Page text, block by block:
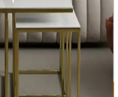
Kullanım
vazgeçilmez detaylarından biri
kumaş seçenekleriyle yaşam
Konfor ve Şıklığı Bir
İpuçları